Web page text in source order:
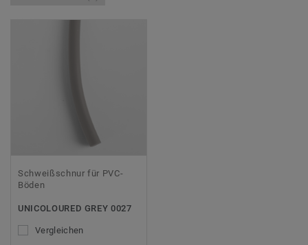
Schweißschnur für PVC-
Böden
UNICOLOURED GREY 0027
Vergleichen